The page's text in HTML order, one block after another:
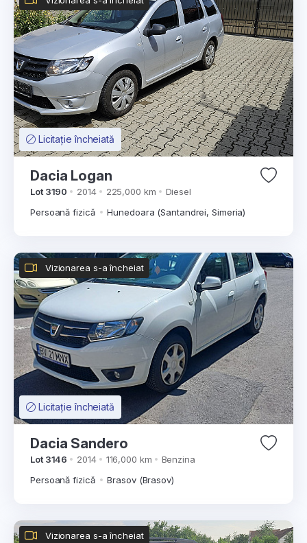
Licitație încheiată
Dacia Logan
Lot 3190 2014 225,000 km
Diesel
Persoană fizică
Hunedoara (Santandrei, Simeria)
Licitație încheiată
Vizionarea s-a încheiat
Dacia Sandero
Lot 3146 2014 116,000 km
Benzina
Persoană fizică
Brasov (Brasov)
Vizionarea s-a încheiat